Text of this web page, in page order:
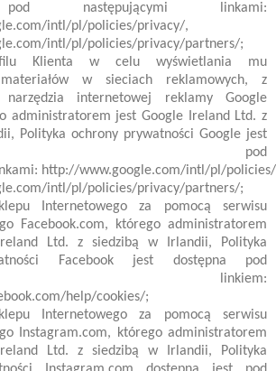
następującymi linkami:
intl/pl/policies/privacy/,
intl/pl/policies/privacy/partners/;
Klienta w celu wyświetlania mu
materiałów w sieciach reklamowych, z
narzędzia internetowej reklamy Google
administratorem jest Google Ireland Ltd. z
Polityka ochrony prywatności Google jest
pod
http://www.google.com/intl/pl/
intl/pl/policies/privacy/partners/;
Internetowego za pomocą serwisu
Facebook.com, którego administratorem
Ltd. z siedzibą w Irlandii, Polityka
Facebook jest dostępna pod
linkiem:
help/cookies/;
Internetowego za pomocą serwisu
Instagram.com, którego administratorem
Ltd. z siedzibą w Irlandii, Polityka